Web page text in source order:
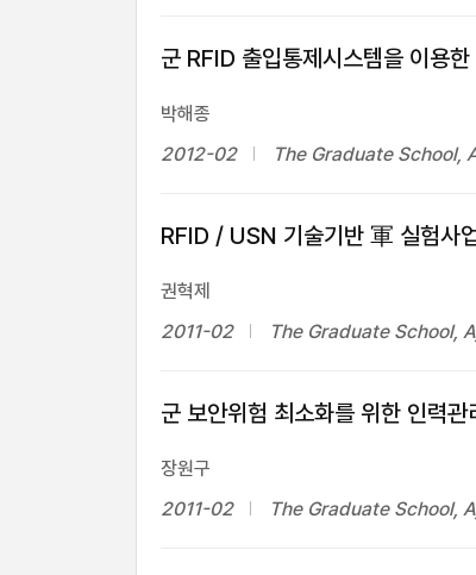
군 RFID 출입통제시스템을 이용
박해종
2012-02
The Graduate School,
RFID / USN 기술기반 軍 실험사
권혁제
2011-02
The Graduate School,
군 보안위험 최소화를 위한 인력관
장원구
2011-02
The Graduate School,